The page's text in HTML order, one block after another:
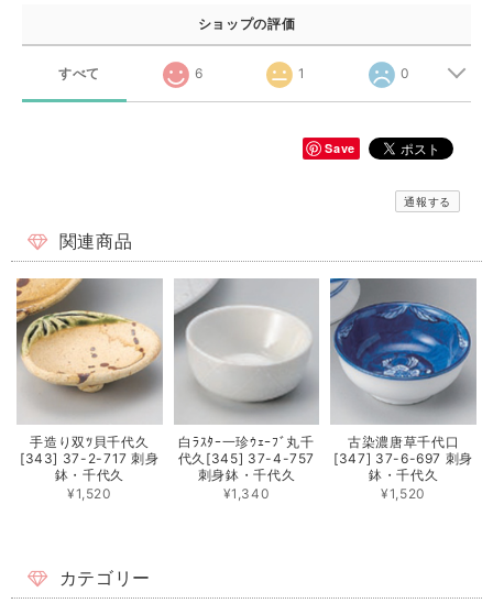
ショップの評価
すべて 6 1 0
Save
通報する
関連商品
手造り双ﾂ貝千代久
[343] 37-2-717 刺身
鉢・千代久
¥1,520
白ﾗｽﾀｰ一珍ｳｪｰﾌﾞ丸千
代久[345] 37-4-757
刺身鉢・千代久
¥1,340
古染濃唐草千代口
[347] 37-6-697 刺身
鉢・千代久
¥1,520
カテゴリー